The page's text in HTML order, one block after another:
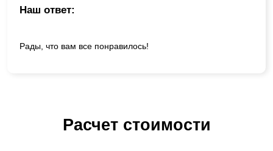
Наш ответ:
Рады, что вам все понравилось!
Расчет стоимости